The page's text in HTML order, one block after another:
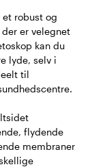
robust og
er velegnet
kan du
lyde, selv i
til
flydende
membraner